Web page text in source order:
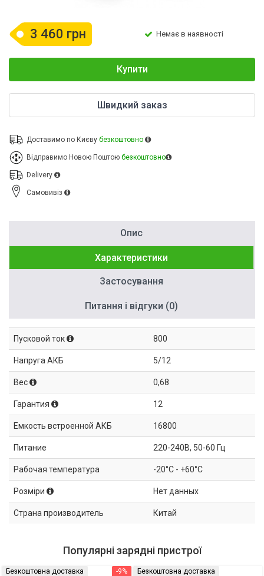
3 460 грн Немає в наявності
Купити
Швидкий заказ
Доставимо по Києву безкоштовно
Відправимо Новою Поштою безкоштовно
Delivery
Cамовивіз
Опис
Характеристики
Застосування
Питання і відгуки (0)
Пусковой ток 800
Напруга АКБ 5/12
Вес 0,68
Гарантия 12
Емкость встроенной АКБ 16800
Питание 220-240В, 50-60 Гц
Рабочая температура -20°C - +60°C
Розміри Нет данных
Страна производитель Китай
Популярні зарядні пристрої
-9%
Безкоштовна доставка Безкоштовна доставка